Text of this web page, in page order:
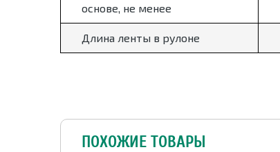
основе, не менее
Длина ленты в рулоне
ПОХОЖИЕ ТОВАРЫ